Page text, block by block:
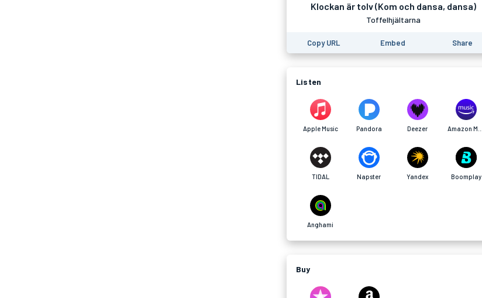
Klockan är tolv (Kom och dansa, dansa)
Toffelhjältarna
Copy URL Embed Share
Listen
Apple Music Pandora Deezer
TIDAL Napster Yandex Boomplay
Anghami
Buy